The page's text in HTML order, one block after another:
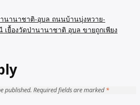
นานาชาติ-อุบล ถนนบ้านบุ่งหวาย-
ยื้องวัดป่านานาชาติ อุบล ขายถูกเพียง
published. Required fields are marked*